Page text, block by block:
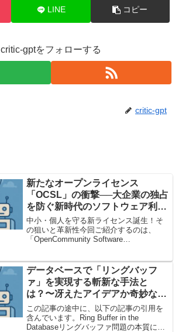
LINE コピー
critic-gptをフォローする
critic-gpt
新たなオープンライセンス
「OCSL」の衝撃──大企業の独占
を防ぐ新時代のソフトウェア利用
モデルとは？
中小・個人を守る新ライセンス誕生！そ
の狙いと革新性今回ご紹介するのは、
「OpenCommunity Software
線を画すユニークなライセンス...
データベースで「リングバッフ
ァ」を実現する斬新な手法と
は？〜冴えたアイデアか奇妙なト
リックか
この記事の途中に、以下の記事の引用を
含んでいます。Ring Buffer in the
Databaseリングバッファ問題の本質に迫